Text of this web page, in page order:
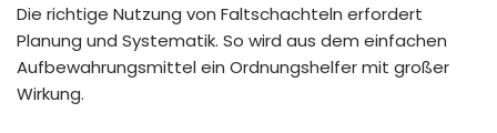
Die richtige Nutzung von Faltschachteln erfordert
Planung und Systematik. So wird aus dem einfachen
Aufbewahrungsmittel ein Ordnungshelfer mit großer
Wirkung.